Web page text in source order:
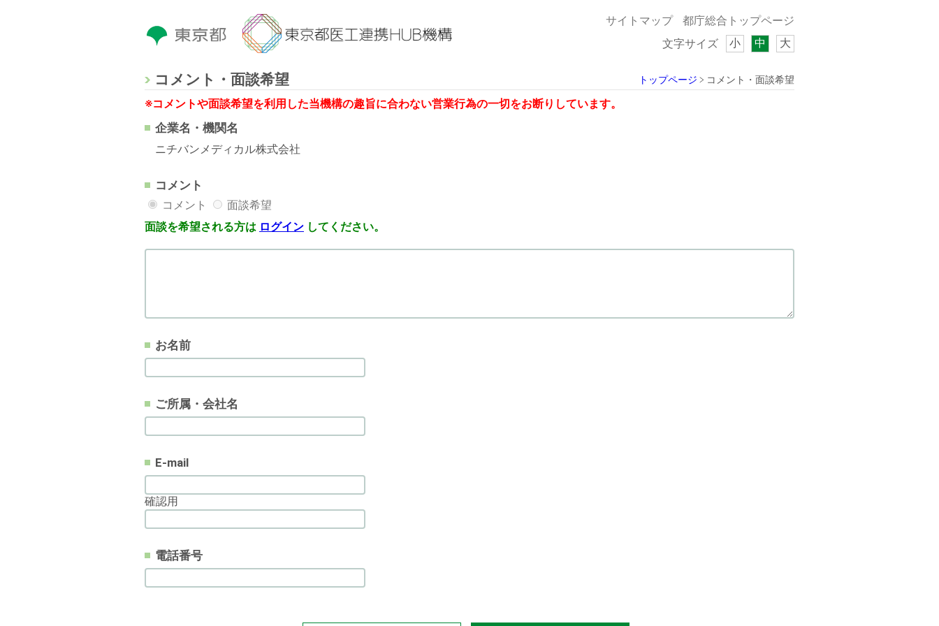
サイトマップ
都庁総合トップページ
文字サイズ
小 中 大
コメント・面談希望 トップページ コメント・面談希望
※コメントや面談希望を利用した当機構の趣旨に合わない営業行為の一切をお断りしています。
企業名・機関名
ニチバンメディカル株式会社
コメント
コメント
面談希望
面談を希望される方は ログイン してください。
お名前
ご所属・会社名
E-mail
確認用
電話番号